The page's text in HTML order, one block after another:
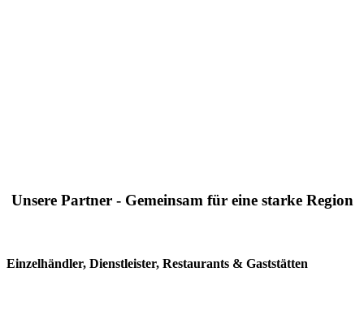
Unsere Partner - Gemeinsam für eine starke Region
Einzelhändler, Dienstleister, Restaurants & Gaststätten